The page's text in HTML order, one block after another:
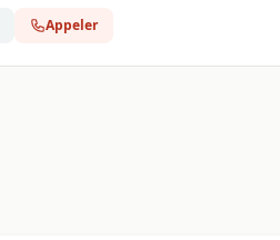
Appeler